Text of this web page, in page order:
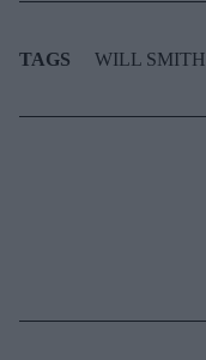
TAGS WILL SMITH